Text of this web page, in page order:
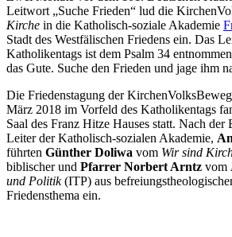
Leitwort „Suche Frieden“ lud die
Kirche in die Katholisch-soziale Akademie
Stadt des Westfälischen Friedens ein. Das
Katholikentags ist dem Psalm 34
das Gute. Suche den Frieden und jage ihm
Die Friedenstagung der
März 2018 im Vorfeld des Katholikentags
Saal des Franz Hitze Hauses statt. Nach der
Leiter der Katholisch-sozialen Akademie,
führten Günther Doliwa vom Wir sind
biblischer und Pfarrer Norbert Arntz vom
und Politik(ITP) aus
Friedensthema ein.